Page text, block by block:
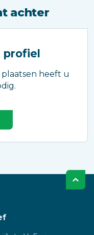
achter
profiel
heeft u